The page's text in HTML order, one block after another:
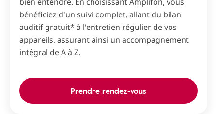
bénéficiez d'un suivi complet, allant du bilan
auditif gratuit* à l'entretien régulier de vos
appareils, assurant ainsi un accompagnement
intégral de A à Z.
Prendre rendez-vous